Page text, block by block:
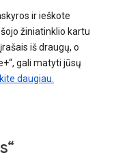
ir ieškote
žiniatinklio kartu
iš draugų, o
gali matyti jūsų
daugiau.